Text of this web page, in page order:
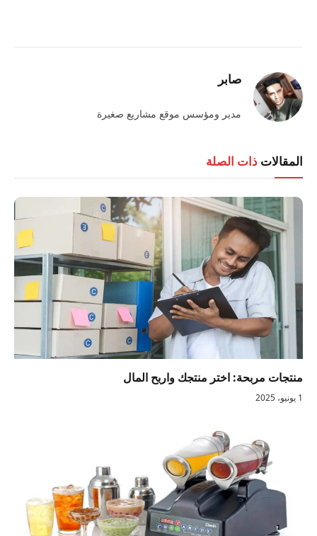
صابر
مدير ومؤسس موقع مشاريع صغيرة
المقالات ذات الصلة
منتجات مربحة: اختر منتجك واربح المال
1 يونيو، 2025